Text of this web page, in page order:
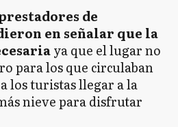
de
en señalar que la
ya que el lugar no
para los que circulaban
los turistas llegar a la
nieve para disfrutar